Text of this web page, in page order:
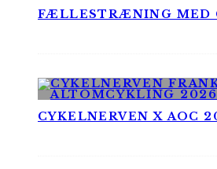
FÆLLESTRÆNING MED
CYKELNERVEN X AOC